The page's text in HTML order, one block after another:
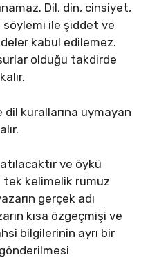
Dil, din, cinsiyet,
söylemi ile şiddet ve
kabul edilemez.
olduğu takdirde
kurallarına uymayan
ve öykü
tek kelimelik rumuz
gerçek adı
kısa özgeçmişi ve
bilgilerinin ayrı bir